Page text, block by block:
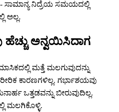
ಸಾಮಾನ್ಯ ನಿದ್ರೆಯ ಸಮಯದಲ್ಲಿ
ಅಲ್ಲ.
ಅನ್ವಯಿಸಿದಾಗ
ಮತ್ತೆ ಮಲಗುವುದನ್ನು
ಕಾರಣಗಳಿಲ್ಲ. ಗರ್ಭಾಶಯವು
ಒತ್ತಡವನ್ನು ಬೀರುವುದಿಲ್ಲ.
ಮಲಗಿಕೊಳ್ಳಿ.